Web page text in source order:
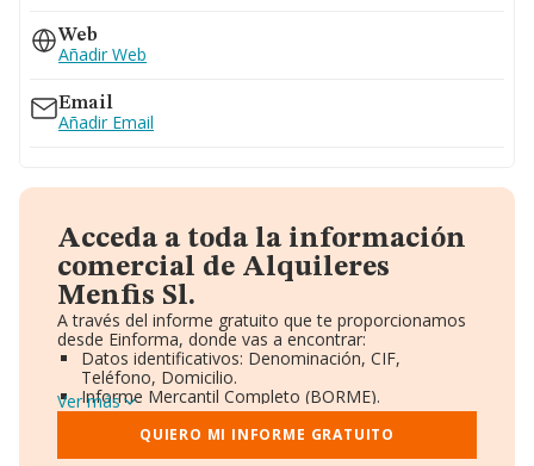
Web
Añadir Web
Email
Añadir Email
Acceda a toda la información
comercial de Alquileres
Menfis Sl.
A través del informe gratuito que te proporcionamos
desde Einforma, donde vas a encontrar:
Datos identificativos: Denominación, CIF,
Teléfono, Domicilio.
Informe Mercantil Completo (BORME).
Gráficos de Evolución Ventas y Empleados.
Consejo de Administración y Administradores.
Directivos y Ejecutivos.
Ver más
QUIERO MI INFORME GRATUITO